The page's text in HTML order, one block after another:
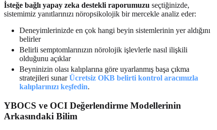
İsteğe bağlı yapay zeka destekli raporumuzu seçtiğinizde,
sistemimiz yanıtlarınızı nöropsikolojik bir mercekle analiz eder:
Deneyimlerinizde en çok hangi beyin sistemlerinin yer aldığını
belirler
Belirli semptomlarınızın nörolojik işlevlerle nasıl ilişkili
olduğunu açıklar
Beyninizin olası kalıplarına göre uyarlanmış başa çıkma
stratejileri sunarÜcretsiz OKB belirti kontrol aracımızla
kalıplarınızı keşfedin.
YBOCS ve OCI Değerlendirme Modellerinin
Arkasındaki Bilim